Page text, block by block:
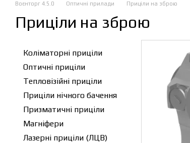
Воєнторг 4.5.0 Оптичні прилади Приціли на зброю
Приціли на зброю
Коліматорні приціли
Оптичні приціли
Тепловізійні приціли
Приціли нічного бачення
Призматичні приціли
Магніфери
Лазерні приціли (ЛЦВ)